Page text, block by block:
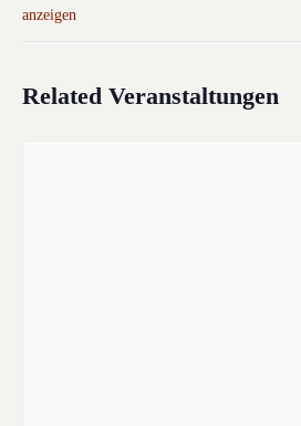
anzeigen
Related Veranstaltungen